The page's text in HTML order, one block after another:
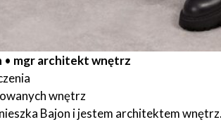
• mgr architekt wnętrz
wnętrz
Bajon i jestem architektem